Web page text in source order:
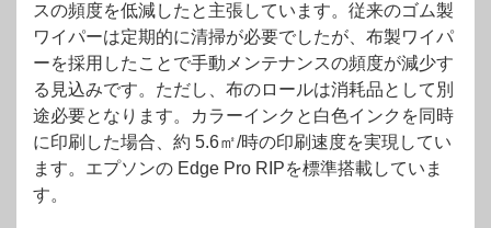
スの頻度を低減したと主張しています。従来のゴム製
ワイパーは定期的に清掃が必要でしたが、布製ワイパ
ーを採用したことで手動メンテナンスの頻度が減少す
る見込みです。ただし、布のロールは消耗品として別
途必要となります。カラーインクと白色インクを同時
に印刷した場合、約 5.6㎡/時の印刷速度を実現してい
ます。エプソンの Edge Pro RIPを標準搭載していま
す。